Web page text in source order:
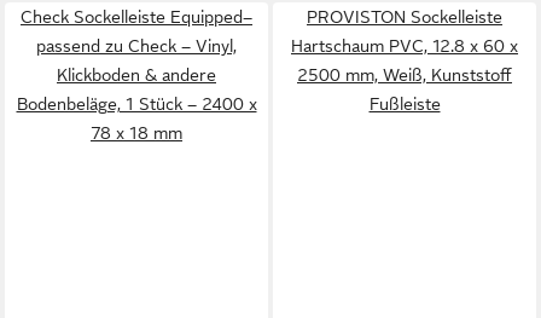
Check Sockelleiste Equipped–
passend zu Check – Vinyl,
Klickboden & andere
Bodenbeläge, 1 Stück – 2400 x
78 x 18 mm
PROVISTON Sockelleiste
Hartschaum PVC, 12.8 x 60 x
2500 mm, Weiß, Kunststoff
Fußleiste